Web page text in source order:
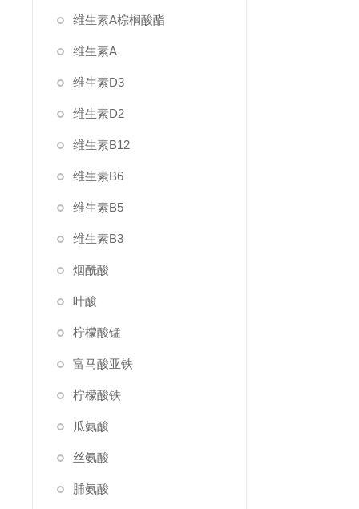
维生素A棕榈酸酯
维生素A
维生素D3
维生素D2
维生素B12
维生素B6
维生素B5
维生素B3
烟酰酸
叶酸
柠檬酸锰
富马酸亚铁
柠檬酸铁
瓜氨酸
丝氨酸
脯氨酸